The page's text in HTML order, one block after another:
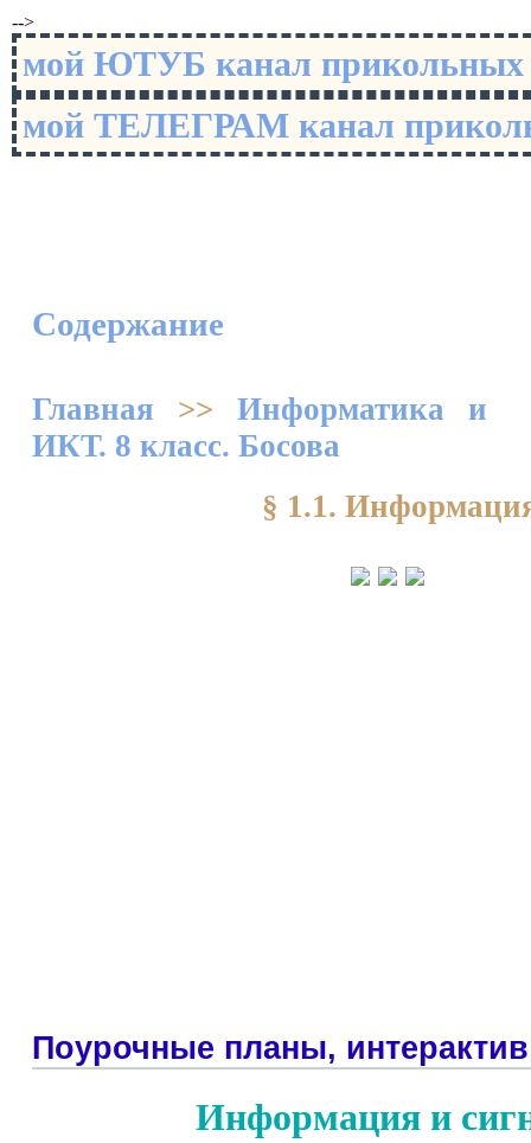
-->
мой ЮТУБ канал
мой ТЕЛЕГРАМ канал
Содержание
Главная >> Информатика и
ИКТ. 8 класс. Босова
§ 1.1.
Поурочные планы, интерактив
Информация и